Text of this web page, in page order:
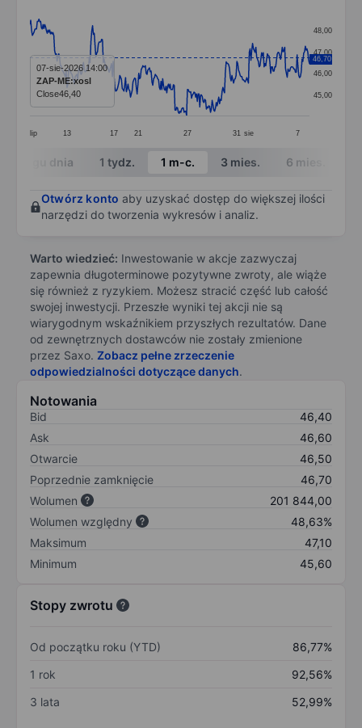
Line chart with 340 data points.
The chart has 1 X axis displaying categories.
The chart has 1 Y axis displaying values. Data
lip 13 17 21 27 31 sie 7
45,00
46,00
47,00
48,00
46,70
07-sie-2026 14:00
ZAP-ME:xosl
Close46,40
End of interactive chart.
W ciągu dnia 1 tydz. 1 m-c. 3 mies. 6 mies.
Otwórz konto aby uzyskać dostęp do większej ilości
narzędzi do tworzenia wykresów i analiz.
Warto wiedzieć: Inwestowanie w akcje zazwyczaj
zapewnia długoterminowe pozytywne zwroty, ale wiąże
się również z ryzykiem. Możesz stracić część lub całość
swojej inwestycji. Przeszłe wyniki tej akcji nie są
wiarygodnym wskaźnikiem przyszłych rezultatów. Dane
od zewnętrznych dostawców nie zostały zmienione
przez Saxo. Zobacz pełne zrzeczenie
odpowiedzialności dotyczące danych.
Notowania
Bid
46,40
Ask
46,60
Otwarcie
46,50
Poprzednie zamknięcie
46,70
Wolumen
201 844,00
Wolumen względny
48,63%
Maksimum
47,10
Minimum
45,60
Stopy zwrotu
Od początku roku (YTD)
86,77%
1 rok
92,56%
3 lata
52,99%